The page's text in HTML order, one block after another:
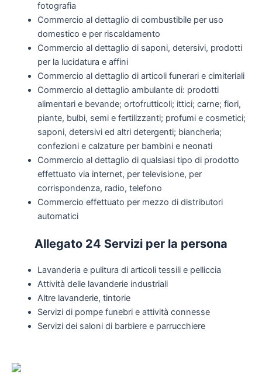
fotografia
Commercio al dettaglio di combustibile per uso
domestico e per riscaldamento
Commercio al dettaglio di saponi, detersivi, prodotti
per la lucidatura e affini
Commercio al dettaglio di articoli funerari e cimiteriali
Commercio al dettaglio ambulante di: prodotti
alimentari e bevande; ortofrutticoli; ittici; carne; fiori,
piante, bulbi, semi e fertilizzanti; profumi e cosmetici;
saponi, detersivi ed altri detergenti; biancheria;
confezioni e calzature per bambini e neonati
Commercio al dettaglio di qualsiasi tipo di prodotto
effettuato via internet, per televisione, per
corrispondenza, radio, telefono
Commercio effettuato per mezzo di distributori
automatici
Allegato 24 Servizi per la persona
Lavanderia e pulitura di articoli tessili e pelliccia
Attività delle lavanderie industriali
Altre lavanderie, tintorie
Servizi di pompe funebri e attività connesse
Servizi dei saloni di barbiere e parrucchiere